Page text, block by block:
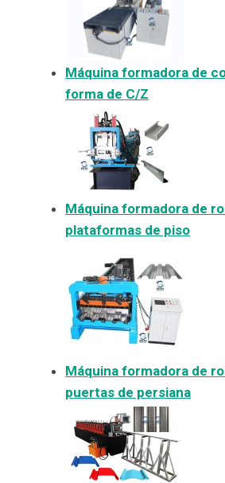
Máquina formadora de
forma de C/Z
Máquina formadora de
plataformas de piso
Máquina formadora de
puertas de persiana